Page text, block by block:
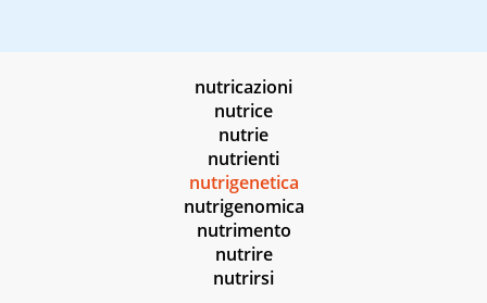
nutricazioni
nutrice
nutrie
nutrienti
nutrigenetica
nutrigenomica
nutrimento
nutrire
nutrirsi